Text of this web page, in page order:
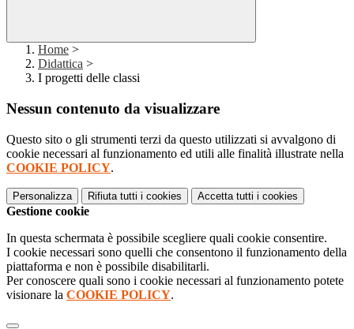
Home >
Didattica >
I progetti delle classi
Nessun contenuto da visualizzare
Questo sito o gli strumenti terzi da questo utilizzati si avvalgono di
cookie necessari al funzionamento ed utili alle finalità illustrate nella
COOKIE POLICY.
Personalizza Rifiuta tutti i cookies Accetta tutti i cookies
Gestione cookie
In questa schermata è possibile scegliere quali cookie consentire.
I cookie necessari sono quelli che consentono il funzionamento della
piattaforma e non è possibile disabilitarli.
Per conoscere quali sono i cookie necessari al funzionamento potete
visionare la COOKIE POLICY.